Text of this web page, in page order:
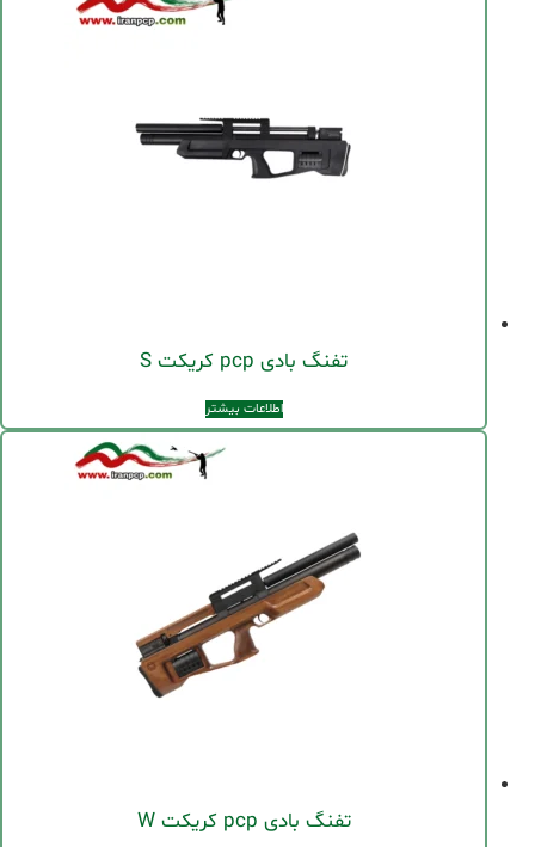
تفنگ بادی pcp کریکت S
اطلاعات بیشتر
تفنگ بادی pcp کریکت W